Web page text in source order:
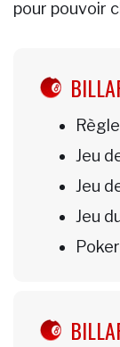
pour pouvoir
Jeu
Jeu
Jeu